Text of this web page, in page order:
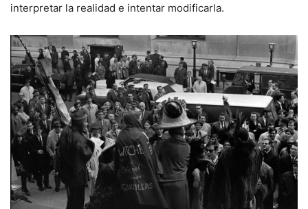
interpretar la realidad e intentar modificarla.